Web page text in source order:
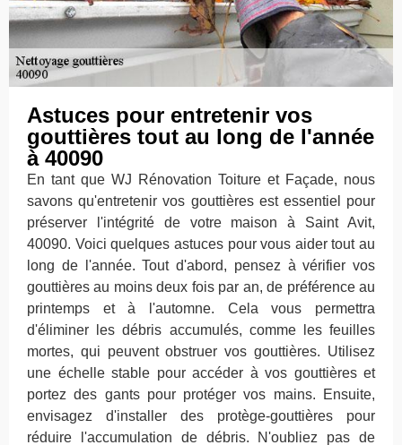
Astuces pour entretenir vos
gouttières tout au long de l'année
à 40090
En tant que WJ Rénovation Toiture et Façade, nous
savons qu'entretenir vos gouttières est essentiel pour
préserver l'intégrité de votre maison à Saint Avit,
40090. Voici quelques astuces pour vous aider tout au
long de l'année. Tout d'abord, pensez à vérifier vos
gouttières au moins deux fois par an, de préférence au
printemps et à l'automne. Cela vous permettra
d'éliminer les débris accumulés, comme les feuilles
mortes, qui peuvent obstruer vos gouttières. Utilisez
une échelle stable pour accéder à vos gouttières et
portez des gants pour protéger vos mains. Ensuite,
envisagez d'installer des protège-gouttières pour
réduire l'accumulation de débris. N'oubliez pas de